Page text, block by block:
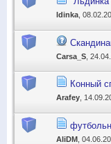
ldinka ,
Carsa_S ,
Конный
Arafey ,
AliDM ,